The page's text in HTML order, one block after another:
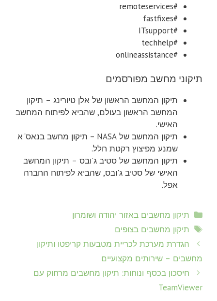
#remoteservices
#fastfixes
#ITsupport
#techhelp
#onlineassistance
תיקוני מחשב מפורסמים
תיקון המחשב הראשון של אלן טיורינג – תיקון
המחשב הראשון בעולם, שהביא לפיתוח המחשב
האישי.
תיקון המחשב של NASA – תיקון מחשב בנאס"א
שמנע מפיצוץ רקטת חלל.
תיקון המחשב של סטיב ג'ובס – תיקון המחשב
האישי של סטיב ג'ובס, שהביא לפיתוח החברה
אפל.
קטגוריות
תיקון מחשבים באזור יהודה ושומרון
תגיות
תיקון מחשבים בצופים
הגדרת מערכת לכריית מטבעות קריפטו ותיקון
מחשבים – שירותים מקצועיים
חיסכון בכסף ונוחות: תיקון מחשבים מרחוק עם
TeamViewer